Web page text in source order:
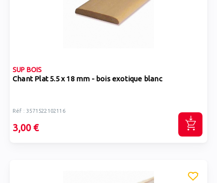
SUP BOIS
Chant Plat 5.5 x 18 mm - bois exotique blanc
Réf : 3571522102116
3,00 €